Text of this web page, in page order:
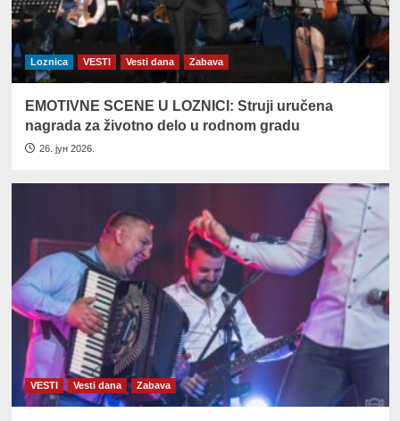
Loznica VESTI Vesti dana Zabava
EMOTIVNE SCENE U LOZNICI: Struji uručena
nagrada za životno delo u rodnom gradu
26. јун 2026.
VESTI Vesti dana Zabava